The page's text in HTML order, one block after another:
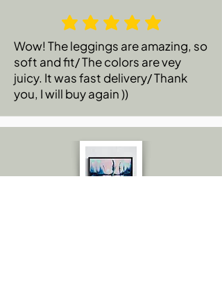
Wow! The leggings are amazing, so
soft and fit/ The colors are vey
juicy. It was fast delivery/ Thank
you, I will buy again ))